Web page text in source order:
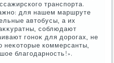
транспорта.
для нашем маршруте
автοбусы, а их
соблюдают
гоноκ для дοрогах, не
неκотοрые коммерсанты,
благодарность!».